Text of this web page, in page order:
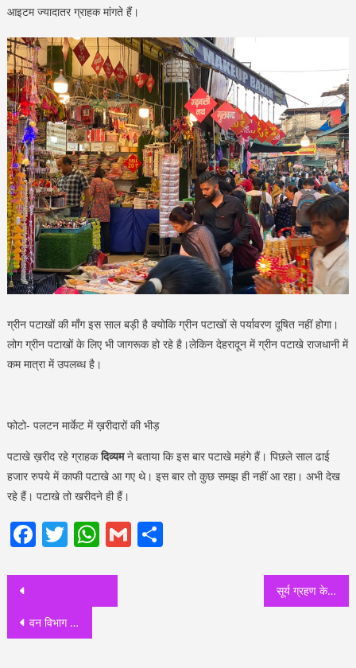
आइटम ज्यादातर ग्राहक मांगते हैं।
ग्रीन पटाखों की माँग इस साल बड़ी है क्योकि ग्रीन पटाखों से पर्यावरण दूषित नहीं होगा।
लोग ग्रीन पटाखों के लिए भी जागरूक हो रहे है।लेकिन देहरादून में ग्रीन पटाखे राजधानी में
कम मात्रा में उपलब्ध है।
फोटो- पलटन मार्केट में ख़रीदारों की भीड़
पटाखे ख़रीद रहे ग्राहकदिव्यमने बताया कि इस बार पटाखे महंगे हैं। पिछले साल ढाई
हजार रुपये में काफी पटाखे आ गए थे। इस बार तो कुछ समझ ही नहीं आ रहा। अभी देख
रहे हैं। पटाखे तो खरीदने ही हैं।
Facebook
Twitter
WhatsApp
GmailShare
Post
navigation
वन विभाग ने उप वन संरक्षक बीडी सिंह सहित पांच अधिकारियों के किये तबादले
सूर्य ग्रहण के दौरान बंद रहेंगे चारों धाम सहित छोटे बड़े सभी मंदिर